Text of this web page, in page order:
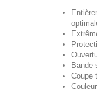
Bande
Coupe